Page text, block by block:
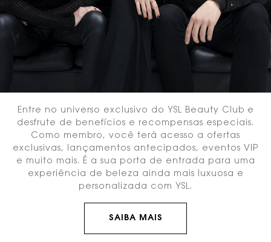
Entre no universo exclusivo do YSL Beauty Club e
desfrute de benefícios e recompensas especiais.
Como membro, você terá acesso a ofertas
exclusivas, lançamentos antecipados, eventos VIP
e muito mais. É a sua porta de entrada para uma
experiência de beleza ainda mais luxuosa e
personalizada com YSL.
SAIBA MAIS